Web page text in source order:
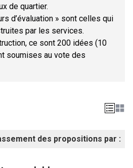
de quartier.
d’évaluation » sont celles qui
par les services.
ce sont 200 idées (10
soumises au vote des
des propositions par :